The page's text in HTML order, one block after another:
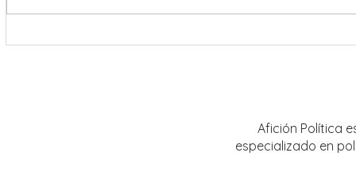
Afición Política
especializado en